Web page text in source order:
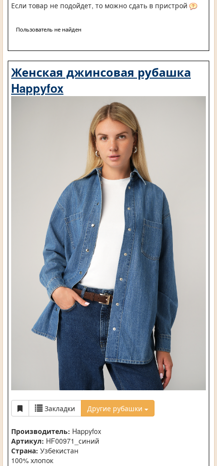
Если товар не подойдет, то можно сдать в пристрой
Пользователь не найден
Женская джинсовая рубашка
Happyfox
Закладки Другие рубашки
Производитель: Happyfox
Артикул: HF00971_синий
Страна: Узбекистан
100% хлопок